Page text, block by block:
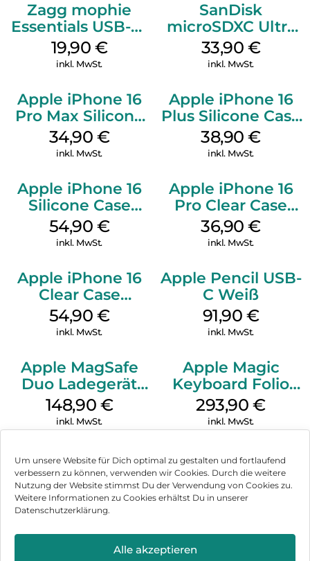
Um unsere Website für Dich optimal zu gestalten und fortlaufend
verbessern zu können, verwenden wir Cookies. Durch die weitere
Nutzung der Website stimmst Du der Verwendung von Cookies zu.
Weitere Informationen zu Cookies erhältst Du in unserer
Datenschutzerklärung.
Alle akzeptieren
Zagg mophie
Essentials USB-C-
20W Charger PD
Weiß
19,90 €
inkl. MwSt.
SanDisk
microSDXC Ultra
128 GB + Adapter
Mobile
33,90 €
inkl. MwSt.
Apple iPhone 16
Pro Max Silicone
Case MagSafe
Denim
34,90 €
inkl. MwSt.
Apple iPhone 16
Plus Silicone Case
MagSafe Denim
38,90€
inkl. MwSt.
Apple iPhone 16
Silicone Case
MagSafe Lake
Green
54,90 €
inkl. MwSt.
Apple iPhone 16
Pro Clear Case
MagSafe
Transparent
36,90€
inkl. MwSt.
Apple iPhone 16
Clear Case
MagSafe
Transparent
54,90 €
inkl. MwSt.
Apple Pencil USB-
C Weiß
91,90 €
inkl. MwSt.
Apple MagSafe
Duo Ladegerät
Weiß
148,90 €
inkl. MwSt.
Apple Magic
Keyboard Folio
iPad 10.9″ (10.Gen.)
Weiß
293,90€
inkl. MwSt.
Impressum